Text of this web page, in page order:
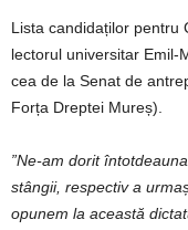
Lista candidaților pentru
lectorul universitar Emil-
cea de la Senat de
Forța Dreptei Mureș).
”Ne-am dorit
stângii, respectiv a
opunem la această